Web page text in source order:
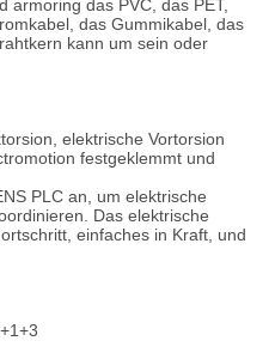
armoring das PVC, das PET,
das Gummikabel, das
kann um sein oder
elektrische Vortorsion
festgeklemmt und
PLC an, um elektrische
Das elektrische
einfaches in Kraft, und